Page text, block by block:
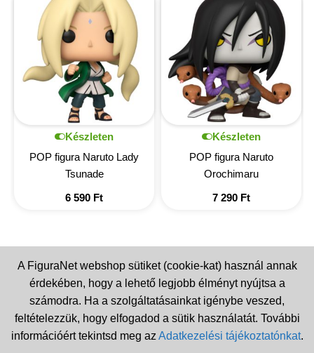
Készleten
POP figura Naruto Lady
Tsunade
6 590 Ft
Készleten
POP figura Naruto
Orochimaru
7 290 Ft
A FiguraNet webshop sütiket (cookie-kat) használ annak
érdekében, hogy a lehető legjobb élményt nyújtsa a
számodra. Ha a szolgáltatásainkat igénybe veszed,
feltételezzük, hogy elfogadod a sütik használatát. További
információért tekintsd meg az Adatkezelési tájékoztatónkat.